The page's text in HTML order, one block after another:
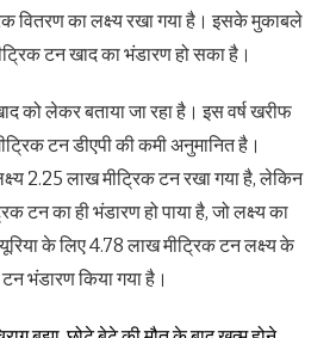
वितरण का लक्ष्य रखा गया है। इसके मुकाबले
टन खाद का भंडारण हो सका है।
को लेकर बताया जा रहा है। इस वर्ष खरीफ
टन डीएपी की कमी अनुमानित है।
2.25 लाख मीट्रिक टन रखा गया है, लेकिन
टन का ही भंडारण हो पाया है, जो लक्ष्य का
के लिए 4.78 लाख मीट्रिक टन लक्ष्य के
भंडारण किया गया है।